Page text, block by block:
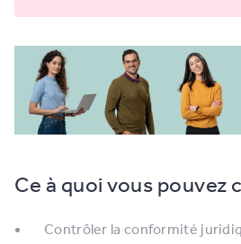
Ce à quoi vous pouvez
Contrôler la conformité